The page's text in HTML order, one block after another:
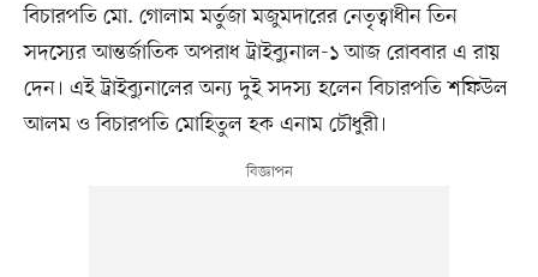
বিচারপতি মো. গোলাম মর্তুজা মজুমদারের নেতৃত্বাধীন তিন
সদস্যের আন্তর্জাতিক অপরাধ ট্রাইব্যুনাল-১ আজ রোববার এ রায়
দেন। এই ট্রাইব্যুনালের অন্য দুই সদস্য হলেন বিচারপতি শফিউল
আলম ও বিচারপতি মোহিতুল হক এনাম চৌধুরী।